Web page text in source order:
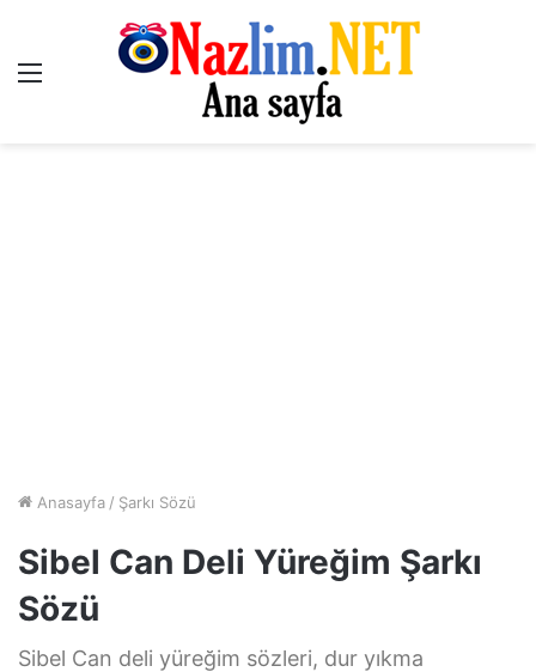
Menü
Anasayfa / Şarkı Sözü
Sibel Can Deli Yüreğim Şarkı
Sözü
Sibel Can deli yüreğim sözleri, dur yıkma